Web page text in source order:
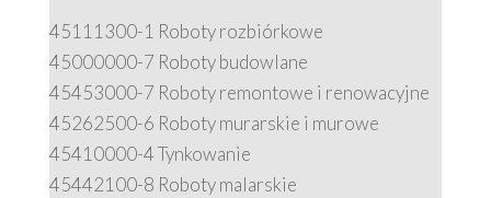
45111300-1 Roboty rozbiórkowe
45000000-7 Roboty budowlane
45453000-7 Roboty remontowe i renowacyjne
45262500-6 Roboty murarskie i murowe
45410000-4 Tynkowanie
45442100-8 Roboty malarskie